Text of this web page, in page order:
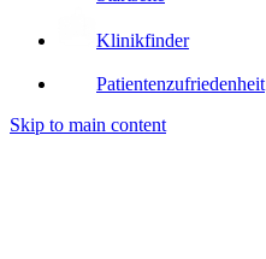
Klinikfinder
Patientenzufriedenheit
Skip to main content